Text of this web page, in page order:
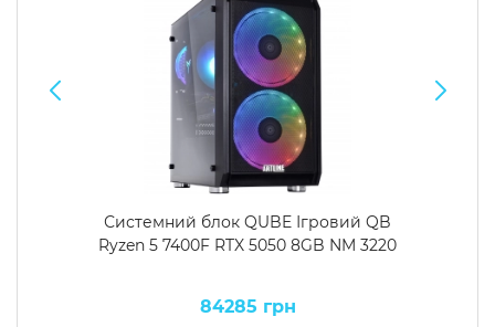
Системний блок QUBE Ігровий QB
Ryzen 5 7400F RTX 5050 8GB NM 3220
84285 грн